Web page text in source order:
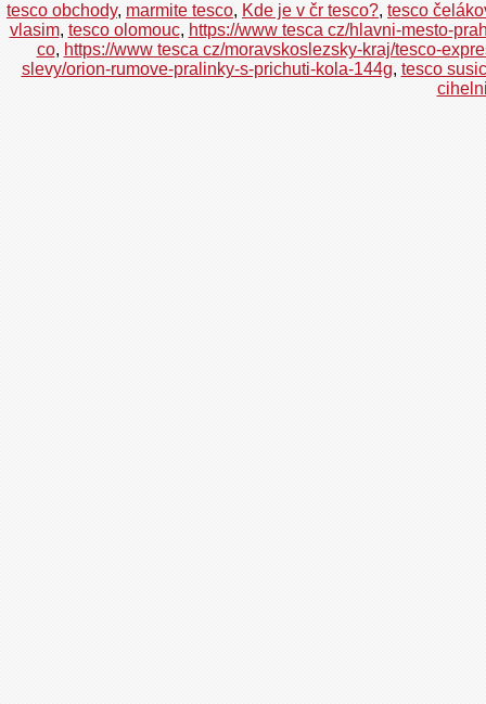
tesco obchody, marmite tesco, Kde je v čr tesco?, tesco
vlasim, tesco olomouc, https://www tesca cz/hlavni-mesto-
co, https://www tesca cz/moravskoslezsky-kraj/tesco-
slevy/orion-rumove-pralinky-s-prichuti-kola-144g, tesco